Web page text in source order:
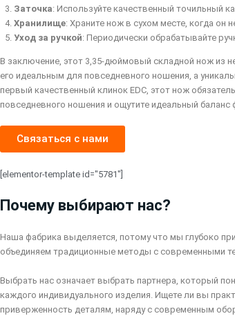
Заточка: Используйте качественный точильный
Хранилище: Храните нож в сухом месте, когда он
Уход за ручкой: Периодически обрабатывайте
В заключение, этот 3,35-дюймовый складной нож из
его идеальным для повседневного ношения, а
первый качественный клинок EDC, этот нож
повседневного ношения и ощутите идеальный баланс
Связаться с нами
[elementor-template id="5781"]
Почему выбирают нас?
Наша фабрика выделяется, потому что мы глубоко
объединяем традиционные методы с современными
Выбрать нас означает выбрать партнера, который
каждого индивидуального изделия. Ищете ли вы
приверженность деталям, наряду с современным